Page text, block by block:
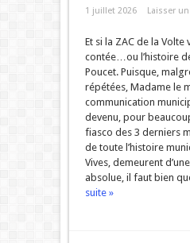
1 juillet 2026 Laisser
Et si la ZAC de la Volte
contée…ou l’histoire
Poucet. Puisque,
répétées, Madame le
communication
devenu, pour
fiasco des 3 derniers
de toute l’histoire
Vives, demeurent
absolue, il faut bien
suite »